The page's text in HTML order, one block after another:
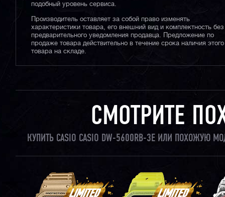
подобный уровень сервиса.
Производитель оставляет за собой право изменять
характеристики товара, его внешний вид и комплектность без
предварительного уведомления продавца. Предложение по
продаже товара действительно в течение срока наличия этого
товара на складе.
СМОТРИТЕ
КУПИТЬ CASIO CASIO DW-5600RB-3E ИЛИ ПОХОЖУЮ